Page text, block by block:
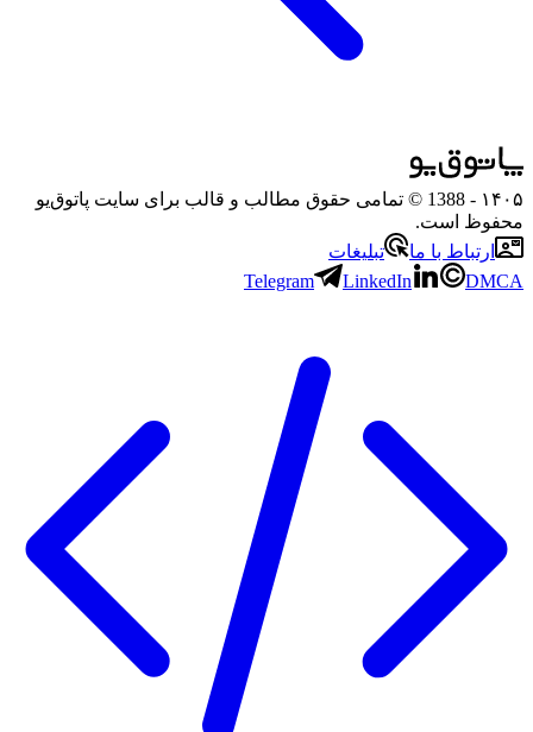
۱۴۰۵
- 1388 © تمامی حقوق مطالب و قالب برای سایت پاتوق‌یو
محفوظ است.
ارتباط با ما
تبلیغات
Telegram
LinkedIn DMCA